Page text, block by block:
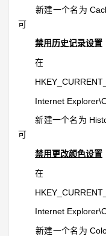
新建一个名为
可
禁用历史记录设置
在
Internet
新建一个名为
可
禁用更改颜色设置
在
Internet
新建一个名为